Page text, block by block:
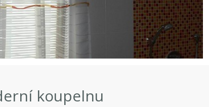
koupelnu